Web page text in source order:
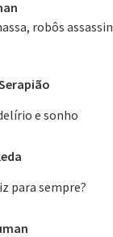
robôs
e sonho
para sempre?